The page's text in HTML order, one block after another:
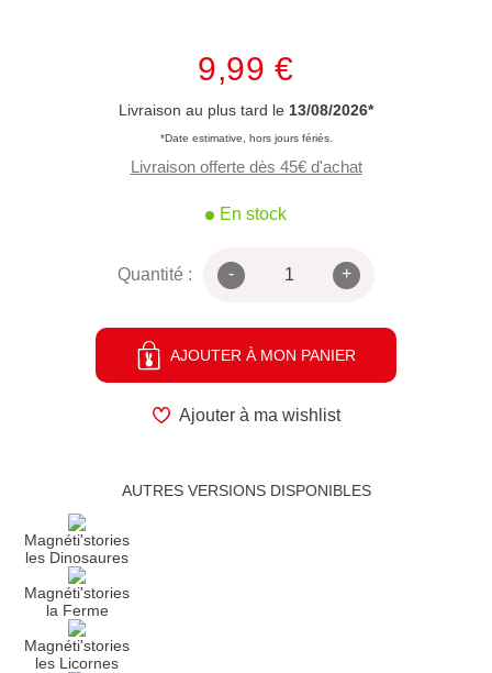
9,99 €
Livraison au plus tard le 13/08/2026*
*Date estimative, hors jours fériés.
Livraison offerte dès 45€ d'achat
En stock
Quantité : - +
AJOUTER À MON PANIER
Ajouter à ma wishlist
AUTRES VERSIONS DISPONIBLES
Magnéti'stories
les Dinosaures
Magnéti'stories
la Ferme
Magnéti'stories
les Licornes